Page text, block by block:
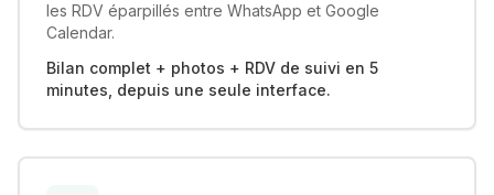
les RDV éparpillés entre WhatsApp et Google
Calendar.
Bilan complet + photos + RDV de suivi en 5
minutes, depuis une seule interface.